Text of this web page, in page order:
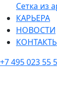
Сетка из
КАРЬЕРА
НОВОСТИ
+7 495 023 55